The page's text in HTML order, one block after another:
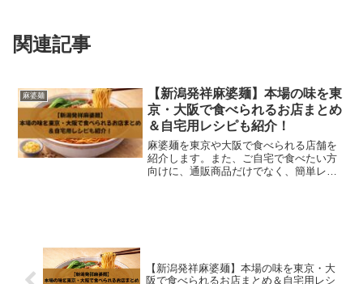
関連記事
麻婆麺
【新潟発祥麻婆麺】本場の味を東
京・大阪で食べられるお店まとめ
＆自宅用レシピも紹介！
麻婆麺を東京や大阪で食べられる店舗を
紹介します。また、ご自宅で食べたい方
向けに、通販商品だけでなく、簡単レシ
【新潟発祥麻婆麺】本場の味を東京・大
阪で食べられるお店まとめ＆自宅用レシ